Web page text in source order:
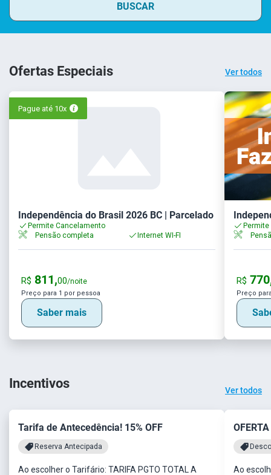
BUSCAR
Ofertas Especiais Ver todos
Pague até 10x
Independência do Brasil 2026 BC | Parcelado
Permite Cancelamento
Pensão completa
Internet WI-FI
R$ 811,00/noite
Preço para 1 por pessoa
Saber mais
R$
Preço
Incentivos Ver todos
Tarifa de Antecedência! 15% OFF
Reserva Antecipada
Ao escolher o Tarifário: TARIFA PGTO TOTAL A
Ao